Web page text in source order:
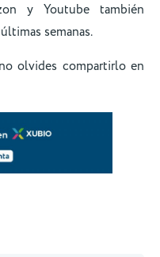
y Youtube también
semanas.
olvides compartirlo en